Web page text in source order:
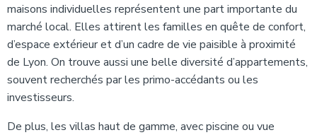
maisons individuelles représentent une part importante du
marché local. Elles attirent les familles en quête de confort,
d’espace extérieur et d’un cadre de vie paisible à proximité
de Lyon. On trouve aussi une belle diversité d’appartements,
souvent recherchés par les primo-accédants ou les
investisseurs.
De plus, les villas haut de gamme, avec piscine ou vue